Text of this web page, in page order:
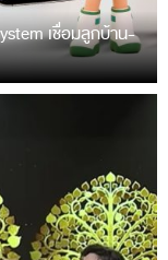
เชื่อมลูกบ้าน-